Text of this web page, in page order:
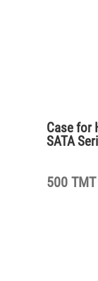
Case for
SATA
500 TMT